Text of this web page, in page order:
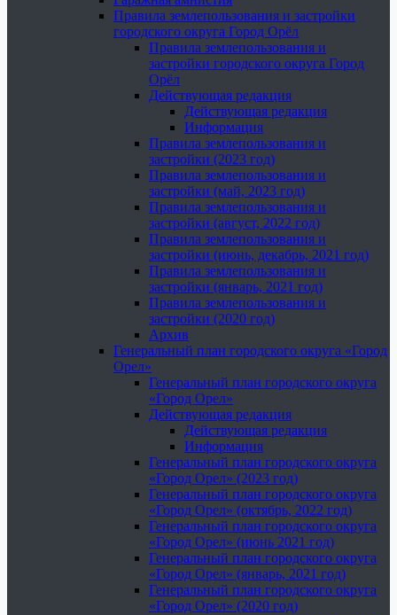
Правила землепользования и застройки
городского округа Город Орёл
Правила землепользования и
застройки городского округа Город
Орёл
Действующая редакция
Действующая редакция
Информация
Правила землепользования и
застройки (2023 год)
Правила землепользования и
застройки (май, 2023 год)
Правила землепользования и
застройки (август, 2022 год)
Правила землепользования и
застройки (июнь, декабрь, 2021 год)
Правила землепользования и
застройки (январь, 2021 год)
Правила землепользования и
застройки (2020 год)
Архив
Генеральный план городского округа «Город
Орел»
Генеральный план городского округа
«Город Орел»
Действующая редакция
Действующая редакция
Информация
Генеральный план городского округа
«Город Орел» (2023 год)
Генеральный план городского округа
«Город Орел» (октябрь, 2022 год)
Генеральный план городского округа
«Город Орел» (июнь 2021 год)
Генеральный план городского округа
«Город Орел» (январь, 2021 год)
Генеральный план городского округа
«Город Орел» (2020 год)